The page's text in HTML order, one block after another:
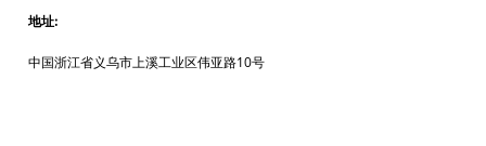
地址:
中国浙江省义乌市上溪工业区伟亚路10号